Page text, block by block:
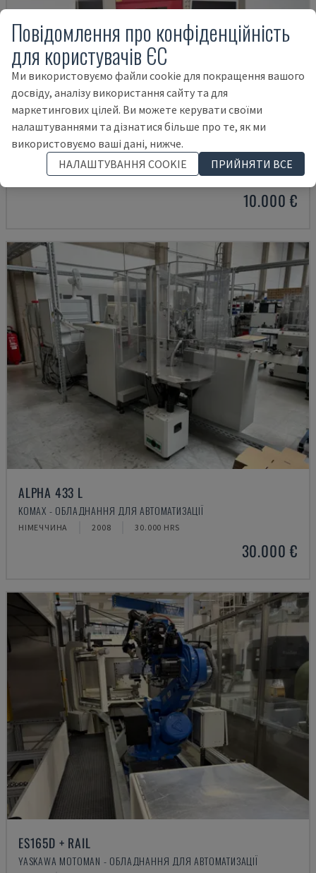
LASER-WORK-STATION
TROTEC - ОБЛАДНАННЯ ДЛЯ АВТОМАТИЗАЦІЇ
НІМЕЧЧИНА 2009
10.000 €
ALPHA 433 L
KOMAX - ОБЛАДНАННЯ ДЛЯ АВТОМАТИЗАЦІЇ
НІМЕЧЧИНА 2008 30.000 HRS
30.000 €
ES165D + RAIL
YASKAWA MOTOMAN - ОБЛАДНАННЯ ДЛЯ АВТОМАТИЗАЦІЇ
Повідомлення про конфіденційність
для користувачів ЄС
Ми використовуємо файли cookie для покращення вашого
досвіду, аналізу використання сайту та для
маркетингових цілей. Ви можете керувати своїми
налаштуваннями та дізнатися більше про те, як ми
використовуємо ваші дані, нижче.
НАЛАШТУВАННЯ COOKIE
ПРИЙНЯТИ ВСЕ